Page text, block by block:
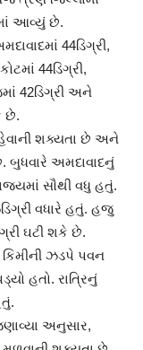
આવ્યું છે.
44ડિગ્રી,
44ડિગ્રી,
42ડિગ્રી અને
છે.
શક્યતા છે અને
બુધવારે અમદાવાદનું
સૌથી વધુ હતું.
વધારે હતું. હજુ
ઘટી શકે છે.
કિમીની ઝડપે પવન
હતો. રાત્રિનું
અનુસાર,